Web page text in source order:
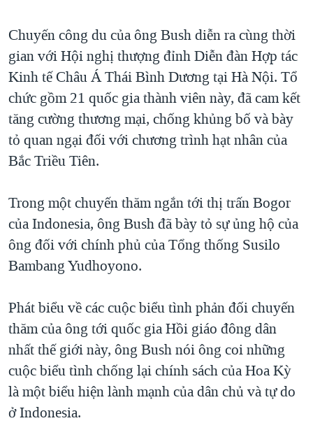
"Tìm"NGƯỜI VIỆT HẢI NGOẠI
ĐỜI SỐNG
KHOA HỌC
SỨC KHOẺ
VĂN HOÁ
GIÁO DỤC
HÀNH TRÌNH BẦU CỬ 2024
MỘT NĂM CHIẾN TRANH TẠI DẢI GAZA
GIẢI MÃ VÀNH ĐAI & CON ĐƯỜNG
NGÀY TỊ NẠN THẾ GIỚI
TRỊNH VĨNH BÌNH - NGƯỜI HẠ 'BÊN THẮNG CUỘC'
CHI PHÍ CHIẾN TRANH AFGHANISTAN
CÁC GIÁ TRỊ CỘNG HÒA Ở VIỆT NAM
THƯỢNG ĐỈNH TRUMP-KIM TẠI VIỆT NAM
TRỊNH VĨNH BÌNH VS. CHÍNH PHỦ VIỆT NAM
NGƯ DÂN VIỆT VÀ LÀN SÓNG TRỘM HẢI SÂM
BÊN KIA QUỐC LỘ: TIẾNG VỌNG TỪ NÔNG THÔN MỸ
QUAN HỆ VIỆT MỸ
VIDEO
NGHE
MẠNG XÃ HỘI
Ngôn ngữ khác
Chuyến công du của ông Bush diễn ra cùng thời
gian với Hội nghị thượng đỉnh Diễn đàn Hợp tác
Kinh tế Châu Á Thái Bình Dương tại Hà Nội. Tổ
chức gồm 21 quốc gia thành viên này, đã cam kết
tăng cường thương mại, chống khủng bố và bày
tỏ quan ngại đối với chương trình hạt nhân của
Bắc Triều Tiên.
Trong một chuyến thăm ngắn tới thị trấn Bogor
của Indonesia, ông Bush đã bày tỏ sự ủng hộ của
ông đối với chính phủ của Tổng thống Susilo
Bambang Yudhoyono.
Phát biểu về các cuộc biểu tình phản đối chuyến
thăm của ông tới quốc gia Hồi giáo đông dân
nhất thế giới này, ông Bush nói ông coi những
cuộc biểu tình chống lại chính sách của Hoa Kỳ
là một biểu hiện lành mạnh của dân chủ và tự do
ở Indonesia.